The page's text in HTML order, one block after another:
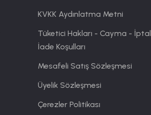
KVKK Aydınlatma Metni
Tüketici Hakları - Cayma - İptal
İade Koşulları
Mesafeli Satış Sözleşmesi
Üyelik Sözleşmesi
Çerezler Politikası